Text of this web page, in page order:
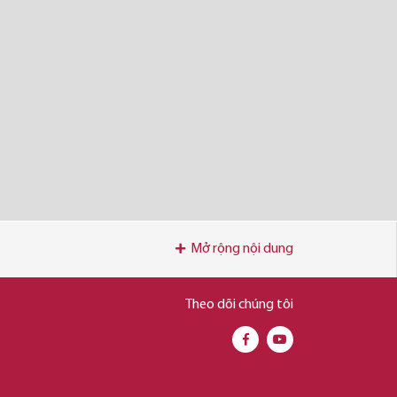
Mở rộng nội dung
Theo dõi chúng tôi